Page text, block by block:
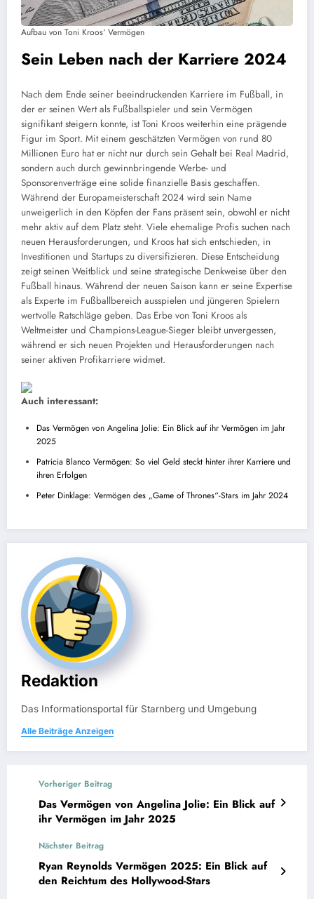
Aufbau von Toni Kroos‘ Vermögen
Sein Leben nach der Karriere 2024
Nach dem Ende seiner beeindruckenden Karriere im Fußball, in
der er seinen Wert als Fußballspieler und sein Vermögen
signifikant steigern konnte, ist Toni Kroos weiterhin eine prägende
Figur im Sport. Mit einem geschätzten Vermögen von rund 80
Millionen Euro hat er nicht nur durch sein Gehalt bei Real Madrid,
sondern auch durch gewinnbringende Werbe- und
Sponsorenverträge eine solide finanzielle Basis geschaffen.
Während der Europameisterschaft 2024 wird sein Name
unweigerlich in den Köpfen der Fans präsent sein, obwohl er nicht
mehr aktiv auf dem Platz steht. Viele ehemalige Profis suchen nach
neuen Herausforderungen, und Kroos hat sich entschieden, in
Investitionen und Startups zu diversifizieren. Diese Entscheidung
zeigt seinen Weitblick und seine strategische Denkweise über den
Fußball hinaus. Während der neuen Saison kann er seine Expertise
als Experte im Fußballbereich ausspielen und jüngeren Spielern
wertvolle Ratschläge geben. Das Erbe von Toni Kroos als
Weltmeister und Champions-League-Sieger bleibt unvergessen,
während er sich neuen Projekten und Herausforderungen nach
seiner aktiven Profikarriere widmet.
Auch interessant:
Das Vermögen von Angelina Jolie: Ein Blick auf ihr Vermögen im Jahr
2025
Patricia Blanco Vermögen: So viel Geld steckt hinter ihrer Karriere und
ihren Erfolgen
Peter Dinklage: Vermögen des „Game of Thrones“-Stars im Jahr 2024
Redaktion
Das Informationsportal für Starnberg und Umgebung
Alle Beiträge Anzeigen
Vorheriger Beitrag
Das Vermögen von Angelina Jolie: Ein Blick auf
ihr Vermögen im Jahr 2025
Nächster Beitrag
Ryan Reynolds Vermögen 2025: Ein Blick auf
den Reichtum des Hollywood-Stars